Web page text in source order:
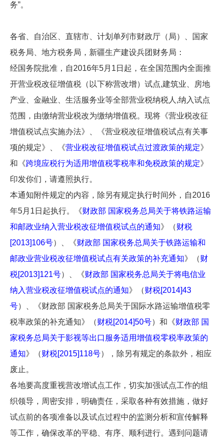
务”。
各省、自治区、直辖市、计划单列市财政厅（局）、国家
税务局、地方税务局，新疆生产建设兵团财务局：
经国务院批准，自2016年5月1日起，在全国范围内全面推
开营业税改征增值税（以下称营改增）试点,建筑业、房地
产业、金融业、生活服务业等全部营业税纳税人,纳入试点
范围，由缴纳营业税改为缴纳增值税。现将《营业税改征
增值税试点实施办法》、《营业税改征增值税试点有关事
项的规定》、《营业税改征增值税试点过渡政策的规定》
和《跨境应税行为适用增值税零税率和免税政策的规定》
印发你们，请遵照执行。
本通知附件规定的内容，除另有规定执行时间外，自2016
年5月1日起执行。《财政部 国家税务总局关于将铁路运输
和邮政业纳入营业税改征增值税试点的通知》（财税
[2013]106号）、《财政部 国家税务总局关于铁路运输和
邮政业营业税改征增值税试点有关政策的补充通知》（财
税[2013]121号）、《财政部 国家税务总局关于将电信业
纳入营业税改征增值税试点的通知》（财税[2014]43
号）、《财政部 国家税务总局关于国际水路运输增值税零
税率政策的补充通知》（财税[2014]50号）和《财政部 国
家税务总局关于影视等出口服务适用增值税零税率政策的
通知》（财税[2015]118号），除另有规定的条款外，相应
废止。
各地要高度重视营改增试点工作，切实加强试点工作的组
织领导，周密安排，明确责任，采取各种有效措施，做好
试点前的各项准备以及试点过程中的监测分析和宣传解释
等工作，确保改革的平稳、有序、顺利进行。遇到问题请